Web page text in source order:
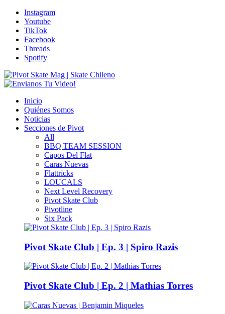
Instagram
Youtube
TikTok
Facebook
Threads
Spotify
Inicio
Quiénes Somos
Noticias
Secciones de Pivot
All
BBQ TEAM SESSION
Capos Del Flat
Caras Nuevas
Flattricks
LOUCALS
Next Level Recovery
Pivot Skate Club
Pivotline
Six Pack
Pivot Skate Club | Ep. 3 | Spiro Razis
Pivot Skate Club | Ep. 2 | Mathias Torres